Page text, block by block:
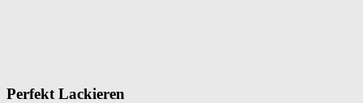
Perfekt Lackieren